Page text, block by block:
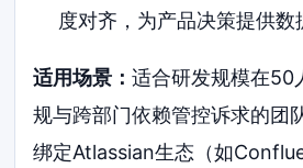
度对齐，为产品决策提供数
适用场景：适合研发规模在50
规与跨部门依赖管控诉求的团
绑定Atlassian生态（如